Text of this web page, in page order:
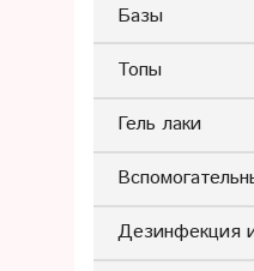
Базы
Топы
Гель лаки
Дезинфекция